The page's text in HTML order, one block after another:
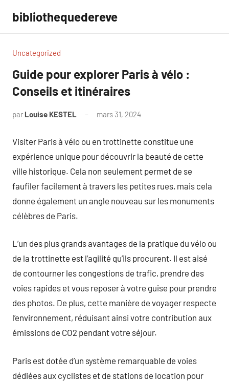
contenu
bibliothequedereve
Uncategorized
Guide pour explorer Paris à vélo :
Conseils et itinéraires
par Louise KESTEL mars 31, 2024
Visiter Paris à vélo ou en trottinette constitue une
expérience unique pour découvrir la beauté de cette
ville historique. Cela non seulement permet de se
faufiler facilement à travers les petites rues, mais cela
donne également un angle nouveau sur les monuments
célèbres de Paris.
L’un des plus grands avantages de la pratique du vélo ou
de la trottinette est l’agilité qu’ils procurent. Il est aisé
de contourner les congestions de trafic, prendre des
voies rapides et vous reposer à votre guise pour prendre
des photos. De plus, cette manière de voyager respecte
l’environnement, réduisant ainsi votre contribution aux
émissions de CO2 pendant votre séjour.
Paris est dotée d’un système remarquable de voies
dédiées aux cyclistes et de stations de location pour